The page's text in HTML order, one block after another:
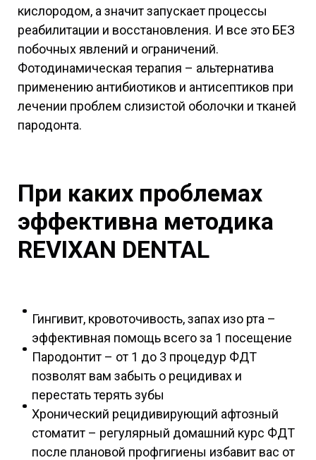
кислородом, а значит запускает процессы
реабилитации и восстановления. И все это БЕЗ
побочных явлений и ограничений.
Фотодинамическая терапия – альтернатива
применению антибиотиков и антисептиков при
лечении проблем слизистой оболочки и тканей
пародонта.
При каких проблемах
эффективна методика
REVIXAN DENTAL
Гингивит, кровоточивость, запах изо рта –
эффективная помощь всего за 1 посещение
Пародонтит – от 1 до 3 процедур ФДТ
позволят вам забыть о рецидивах и
перестать терять зубы
Хронический рецидивирующий афтозный
стоматит – регулярный домашний курс ФДТ
после плановой профгигиены избавит вас от